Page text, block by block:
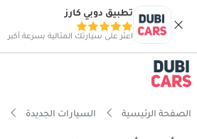
تطبيق دوبي كارز
اعثر على سيارتك المثالية بسرعة أكبر
الصفحة الرئيسية السيارات الجديدة